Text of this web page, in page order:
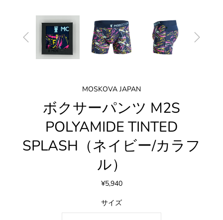
MOSKOVA JAPAN
ボクサーパンツ M2S
POLYAMIDE TINTED
SPLASH（ネイビー/カラフ
ル）
¥5,940
サイズ